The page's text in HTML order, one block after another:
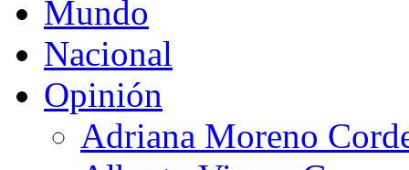
Mundo
Nacional
Opinión
Adriana Moreno